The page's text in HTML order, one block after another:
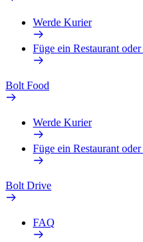
Werde Kurier
Füge ein Restaurant
Bolt Food
Werde Kurier
Füge ein Restaurant
Bolt Drive
FAQ